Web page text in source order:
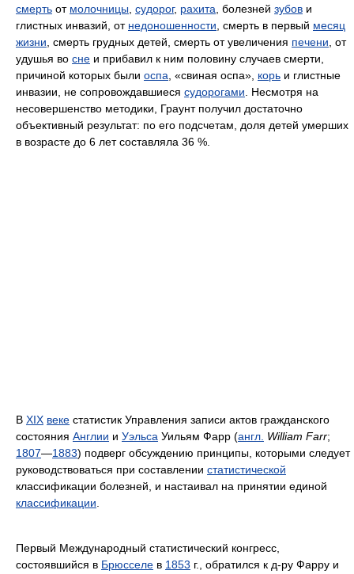
смерть от молочницы судорог, рахита , болезней зубов и
глистных инвазий, от недоношенности , смерть в первый месяц
жизни , смерть грудных детей, смерть от увеличения печени , от
удушья во сне и прибавил к ним половину случаев смерти,
причиной которых были оспа , «свиная оспа», корь и глистные
инвазии, не сопровождавшиеся судорогами . Несмотря на
несовершенство методики, Граунт получил достаточно
объективный результат: по его подсчетам, доля детей умерших
в возрасте до 6 лет составляла 36 %.
В XIX веке статистик Управления записи актов гражданского
состояния Англии и Уэльса Уильям Фарр (англ. William Farr;
1807—1883) подверг обсуждению принципы, которыми следует
ру­ководствоваться при составлении статистической
классификации бо­лезней, и настаивал на принятии единой
классификации
Первый Международный статис­тический конгресс,
состоявшийся в Брюсселе в 1853 г., обратился к д-ру Фарру и